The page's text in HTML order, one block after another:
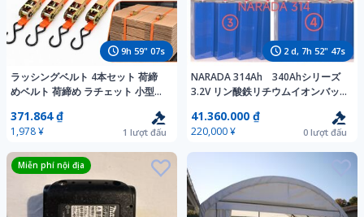
9h 59" 05s
ラッシングベルト 4本セット 荷締
めベルト 荷締め ラチェット 小型
ト ラッシング 車載品保持ベルト
wk052
371.864 ₫
1,978 ¥ 1 lượt đấu
2 d, 7h 52" 45s
NARADA 314Ah 340Ahシリーズ
3.2V リン酸鉄リチウムイオンバッ
ット 17kWh
41.360.000 ₫
220,000 ¥ 0 lượt đấu
Miễn phí nội địa